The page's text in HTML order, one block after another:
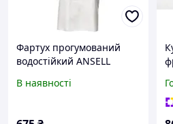
Фартух прогумований
водостійкий ANSELL
білий
В наявності